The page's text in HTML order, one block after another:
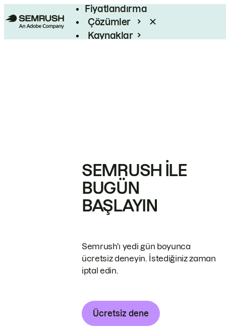
Fiyatlandırma
Çözümler
Kaynaklar
SEMRUSH ILE
BUGÜN
BAŞLAYIN
Semrush'ı yedi gün boyunca
ücretsiz deneyin. İstediğiniz zaman
iptal edin.
Ücretsiz dene